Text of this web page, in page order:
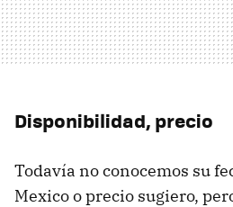
Disponibilidad, precio
Todavía no conocemos su
Mexico o precio sugiero,